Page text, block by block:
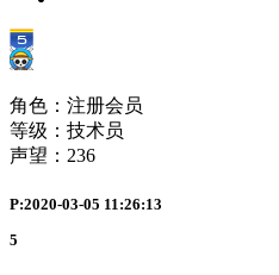
角色：注册会员
等级：技术员
声望： 236
P:2020-03-05 11:26:13
5